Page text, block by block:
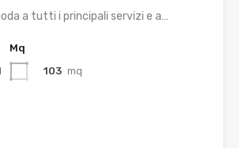
a tutti i principali servizi e a…
Mq
103 mq